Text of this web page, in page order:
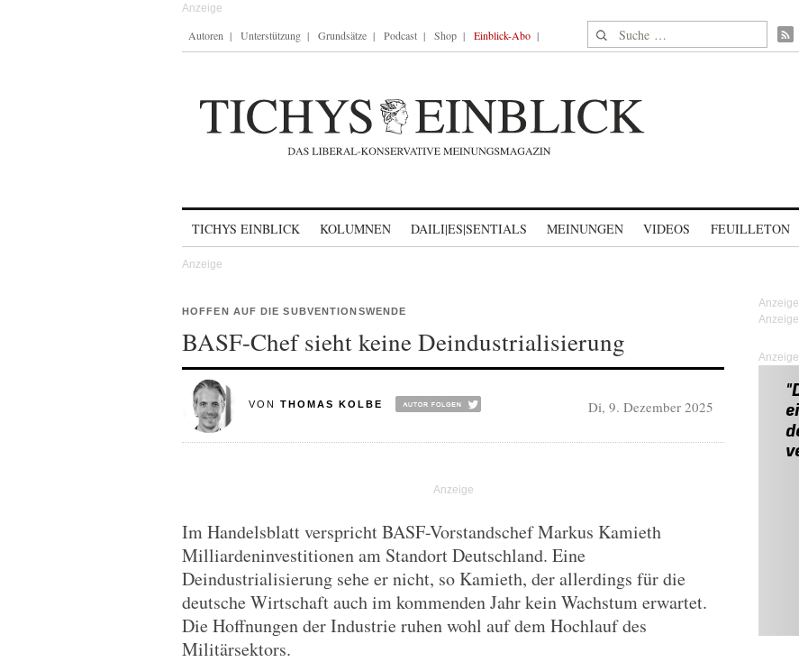
Autoren Unterstützung Grundsätze Podcast Shop Einblick-Abo Suche nach:
TICHYS EINBLICK KOLUMNEN DAILI|ES|SENTIALS MEINUNGEN VIDEOS FEUILLETON
HOFFEN AUF DIE SUBVENTIONSWENDE
BASF-Chef sieht keine Deindustrialisierung
VON THOMAS KOLBE Di, 9. Dezember 2025
Im Handelsblatt verspricht BASF-Vorstandschef Markus Kamieth
Milliardeninvestitionen am Standort Deutschland. Eine
Deindustrialisierung sehe er nicht, so Kamieth, der allerdings für die
deutsche Wirtschaft auch im kommenden Jahr kein Wachstum erwartet.
Die Hoffnungen der Industrie ruhen wohl auf dem Hochlauf des
Militärsektors.
Anzeige